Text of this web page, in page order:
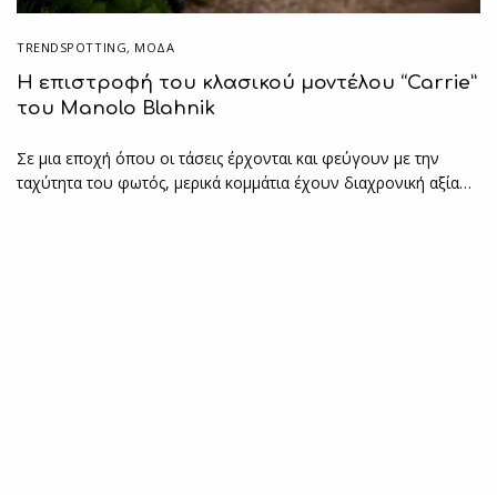
TRENDSPOTTING, ΜΟΔΑ
H επιστροφή του κλασικού μοντέλου “Carrie”
του Manolo Blahnik
Σε μια εποχή όπου οι τάσεις έρχονται και φεύγουν με την
ταχύτητα του φωτός, μερικά κομμάτια έχουν διαχρονική αξία…